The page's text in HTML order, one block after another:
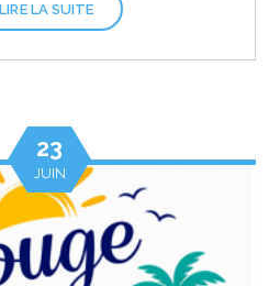
LIRE LA SUITE
23
JUIN